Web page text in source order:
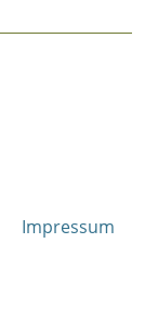
Impressum